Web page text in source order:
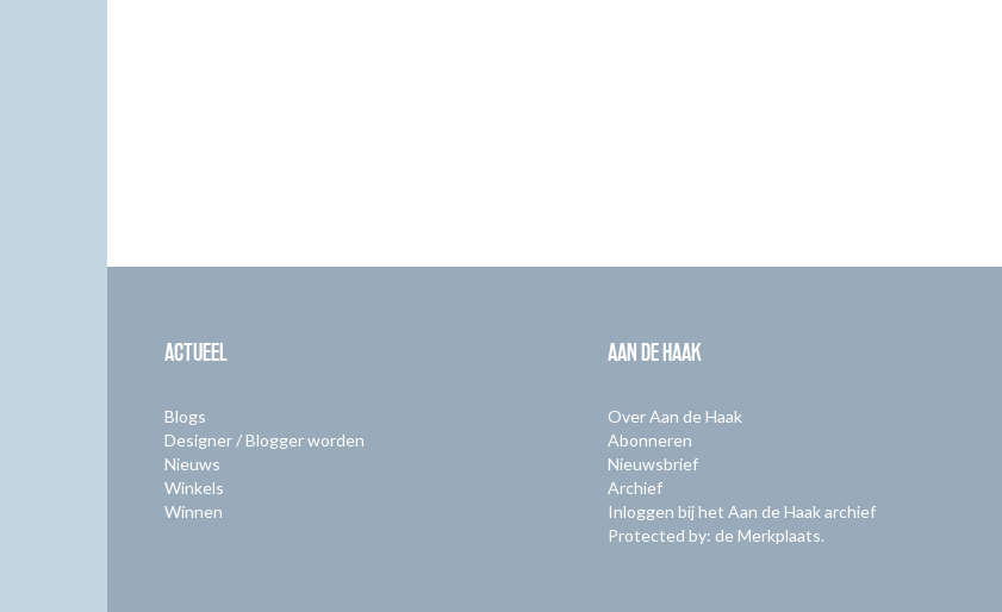
ACTUEEL
Blogs
Designer / Blogger worden
Nieuws
Winkels
Winnen
AAN DE HAAK
Over Aan de Haak
Abonneren
Nieuwsbrief
Archief
Inloggen bij het Aan de Haak archief
Protected by: de Merkplaats.